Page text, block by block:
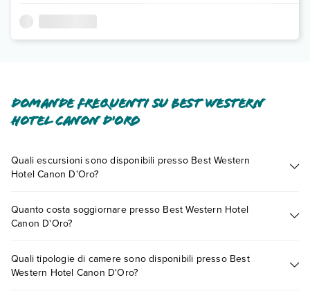
Domande frequenti su Best Western
Hotel Canon D'Oro
Quali escursioni sono disponibili presso Best Western
Hotel Canon D'Oro?
presso Best Western Hotel Canon D'Oro. Scoprile tutte nella
sezione dedicata
Quanto costa soggiornare presso Best Western Hotel
Canon D'Oro?
in base a vari fattori (per es. date, condizioni dell'hotel, ecc).
Per consultare i prezzi, compila il motore di ricerca e scegli
Quali tipologie di camere sono disponibili presso Best
Western Hotel Canon D'Oro?